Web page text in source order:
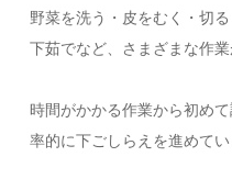
野菜を洗う・皮をむく・切
下茹でなど、さまざまな作業
時間がかかる作業から初め
率的に下ごしらえを進めてい